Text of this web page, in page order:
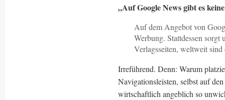
„Auf Google News gibt es
Auf dem Angebot von
Werbung. Stattdessen
Verlagsseiten, weltweit
Irreführend. Denn: Warum
Navigationsleisten, selbst auf
wirtschaftlich angeblich so